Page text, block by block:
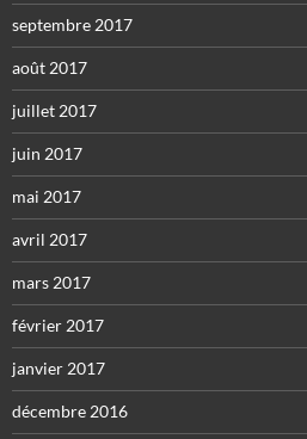
septembre 2017
août 2017
juillet 2017
juin 2017
mai 2017
avril 2017
mars 2017
février 2017
janvier 2017
décembre 2016